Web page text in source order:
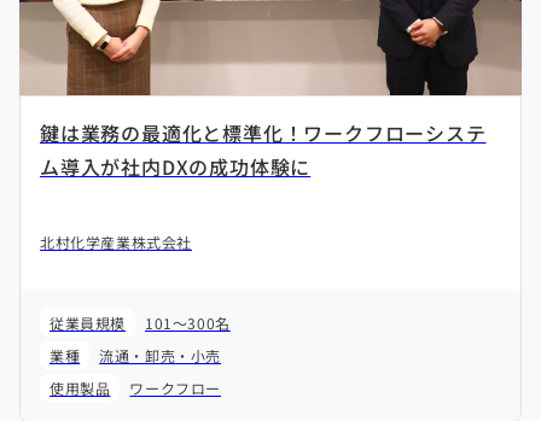
鍵は業務の最適化と標準化！ワークフローシステ
ム導入が社内DXの成功体験に
北村化学産業株式会社
従業員規模
101～300名
業種
流通・卸売・小売
使用製品
ワークフロー